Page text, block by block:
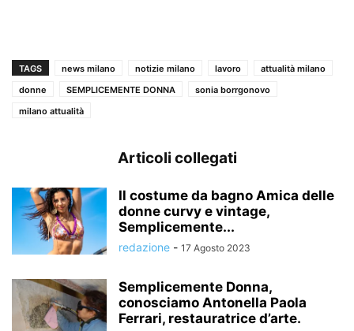
TAGS news milano notizie milano lavoro
attualità milano
donne
SEMPLICEMENTE DONNA
sonia borrgonovo
milano attualità
Articoli collegati
Il costume da bagno Amica delle
donne curvy e vintage,
Semplicemente...
redazione - 17 Agosto 2023
Semplicemente Donna,
conosciamo Antonella Paola
Ferrari, restauratrice d’arte.